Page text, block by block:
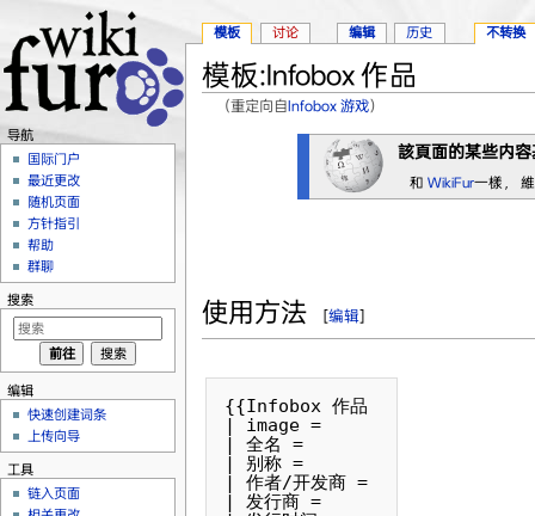
模板:Infobox 作品
（重定向自Infobox 游戏）
該頁面的某些内
和 WikiFur一樣，
使用方法 [编辑]
{{Infobox 作品
| image =
| 全名 =
| 别称 =
| 作者/开发商 =
| 发行商 =
模板 讨论 编辑 历史 不转换
导航
国际门户
最近更改
随机页面
方针指引
帮助
群聊
搜索
编辑
快速创建词条
上传向导
工具
链入页面